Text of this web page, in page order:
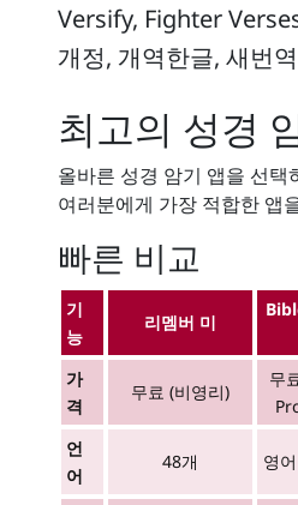
Versify, Fighter
개정, 개역한글, 새번
최고의 성경
올바른 성경 암기 앱을 선
여러분에게 가장 적합한 앱
빠른 비교
기
능
리멤버 미
가
격
무료 (비영리)
무
언
어
48개 영